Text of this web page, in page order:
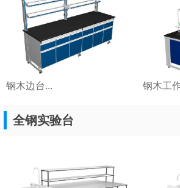
钢木边台... 钢木工
全钢实验台